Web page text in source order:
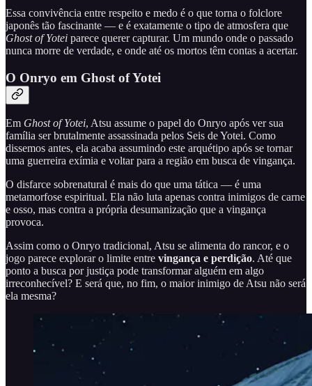
Essa convivência entre respeito e medo é o que torna o folclore
japonês tão fascinante — e é exatamente o tipo de atmosfera que
Ghost of Yotei parece querer capturar. Um mundo onde o passado
nunca morre de verdade, e onde até os mortos têm contas a acertar.
O Onryo em Ghost of Yotei
Em Ghost of Yotei, Atsu assume o papel do Onryo após ver sua
família ser brutalmente assassinada pelos Seis de Yotei. Como
dissemos antes, ela acaba assumindo este arquétipo após se tornar
uma guerreira exímia e voltar para a região em busca de vingança.
O disfarce sobrenatural é mais do que uma tática — é uma
metamorfose espiritual. Ela não luta apenas contra inimigos de carne
e osso, mas contra a própria desumanização que a vingança
provoca.
Assim como o Onryo tradicional, Atsu se alimenta do rancor, e o
jogo parece explorar o limite entre vingança e perdição. Até que
ponto a busca por justiça pode transformar alguém em algo
irreconhecível? E será que, no fim, o maior inimigo de Atsu não será
ela mesma?